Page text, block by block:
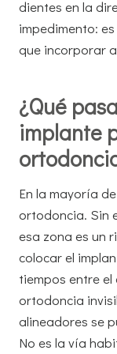
dientes en la
impedimento:
que incorporar
¿Qué
implante
En la mayoría
ortodoncia. Sin
esa zona es un
colocar el
tiempos entre
ortodoncia
alineadores se
No es la vía